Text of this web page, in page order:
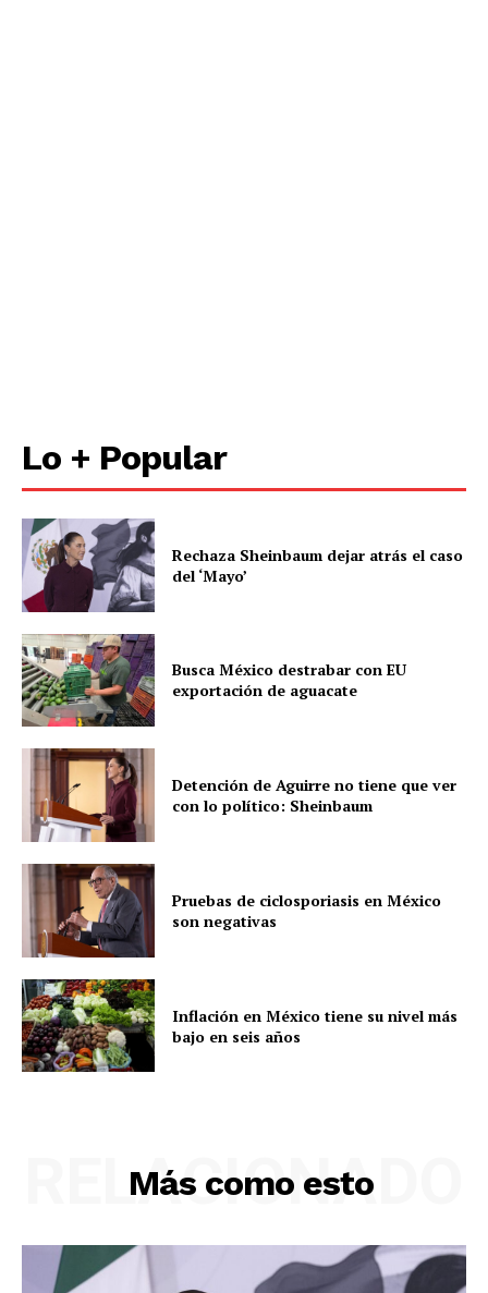
Lo + Popular
Rechaza Sheinbaum dejar atrás el caso
del ‘Mayo’
Busca México destrabar con EU
exportación de aguacate
Detención de Aguirre no tiene que ver
con lo político: Sheinbaum
Pruebas de ciclosporiasis en México
son negativas
Inflación en México tiene su nivel más
bajo en seis años
Más como esto
RELACIONADO